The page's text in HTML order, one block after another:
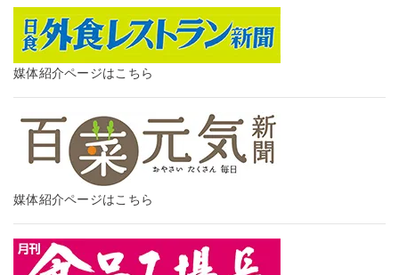
媒体紹介ページはこちら
媒体紹介ページはこちら